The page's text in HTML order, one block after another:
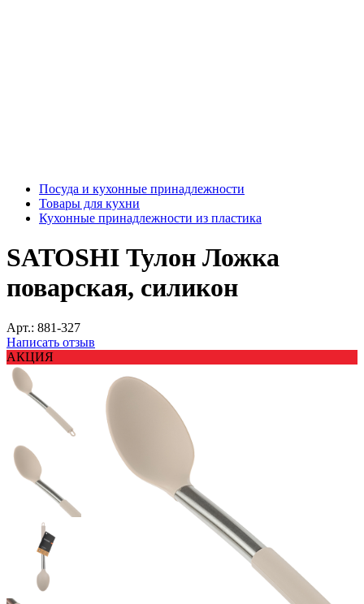
Посуда и кухонные принадлежности
Товары для кухни
Кухонные принадлежности из пластика
SATOSHI Тулон Ложка
поварская, силикон
Арт.: 881-327
Написать отзыв
АКЦИЯ